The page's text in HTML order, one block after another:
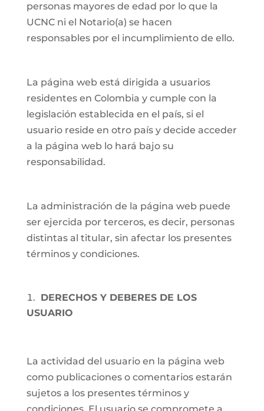
personas mayores de edad por lo que la
UCNC ni el Notario(a) se hacen
responsables por el incumplimiento de ello.
La página web está dirigida a usuarios
residentes en Colombia y cumple con la
legislación establecida en el país, si el
usuario reside en otro país y decide acceder
a la página web lo hará bajo su
responsabilidad.
La administración de la página web puede
ser ejercida por terceros, es decir, personas
distintas al titular, sin afectar los presentes
términos y condiciones.
DERECHOS Y DEBERES DE LOS
USUARIO
La actividad del usuario en la página web
como publicaciones o comentarios estarán
sujetos a los presentes términos y